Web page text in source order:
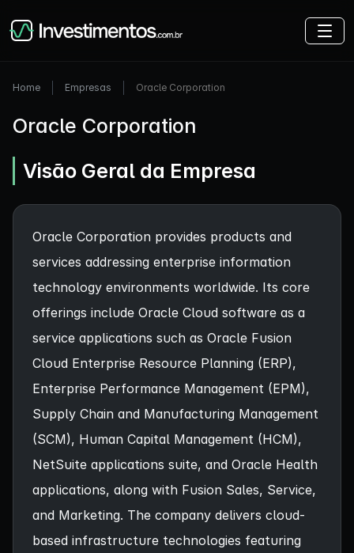
Home Empresas Oracle Corporation
Oracle Corporation
Visão Geral da Empresa
Oracle Corporation provides products and
services addressing enterprise information
technology environments worldwide. Its core
offerings include Oracle Cloud software as a
service applications such as Oracle Fusion
Cloud Enterprise Resource Planning (ERP),
Enterprise Performance Management (EPM),
Supply Chain and Manufacturing Management
(SCM), Human Capital Management (HCM),
NetSuite applications suite, and Oracle Health
applications, along with Fusion Sales, Service,
and Marketing. The company delivers cloud-
based infrastructure technologies featuring